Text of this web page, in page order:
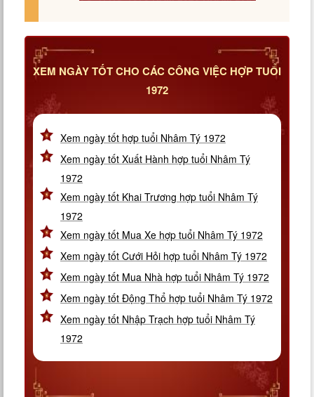
XEM NGÀY TỐT CHO CÁC CÔNG VIỆC HỢP TUỔI
1972
Xem ngày tốt hợp tuổi Nhâm Tý 1972
Xem ngày tốt Xuất Hành hợp tuổi Nhâm Tý
1972
Xem ngày tốt Khai Trương hợp tuổi Nhâm Tý
1972
Xem ngày tốt Mua Xe hợp tuổi Nhâm Tý 1972
Xem ngày tốt Cưới Hỏi hợp tuổi Nhâm Tý 1972
Xem ngày tốt Mua Nhà hợp tuổi Nhâm Tý 1972
Xem ngày tốt Động Thổ hợp tuổi Nhâm Tý 1972
Xem ngày tốt Nhập Trạch hợp tuổi Nhâm Tý
1972